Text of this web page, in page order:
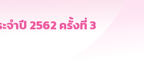
จำปี 2562 ครั้งที่ 3